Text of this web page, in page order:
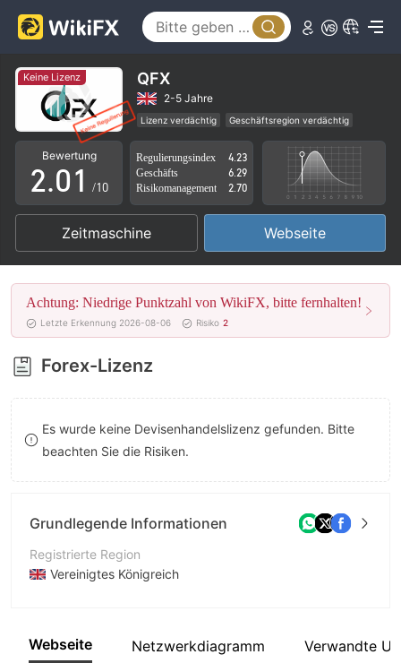
Keine Lizenz QFX
2-5 Jahre
Lizenz verdächtig
Geschäftsregion verdächtig
Hohes potenzielles Risiko
Bewertung
0
1
2
3
4
5
6
7
8
9
.0
1
2
3
4
5
6
7
8
0
1
2
3
4
5
6
7
8
9
/10
Regulierungsindex
4.23
Geschäfts
6.29
Risikomanagement
2.70
Zeitmaschine Webseite
Achtung: Niedrige Punktzahl von WikiFX, bitte fernhalten!
Letzte Erkennung 2026-08-06 Risiko 2
Forex-Lizenz
Es wurde keine Devisenhandelslizenz gefunden. Bitte
beachten Sie die Risiken.
Grundlegende Informationen
Registrierte Region
Vereinigtes Königreich
Unternehmen
Webseite Netzwerkdiagramm Verwandte